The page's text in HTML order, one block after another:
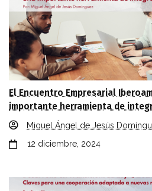
El Encuentro Empresarial
importante herramienta de
Miguel Ángel de Jesús
12 diciembre, 2024